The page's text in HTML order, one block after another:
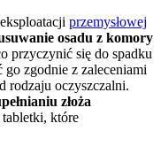
przemysłowej
osadu z komory
przyczynić się do spadku
zgodnie z zaleceniami
rodzaju oczyszczalni.
złoża
które